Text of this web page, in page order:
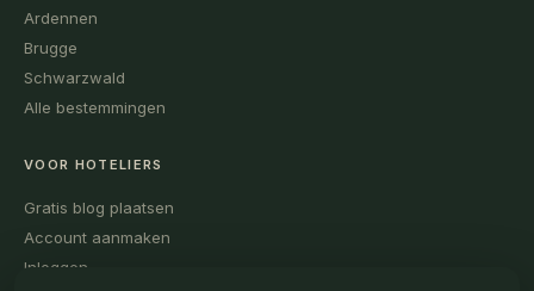
Ardennen
Brugge
Schwarzwald
Alle bestemmingen
VOOR HOTELIERS
Gratis blog plaatsen
Account aanmaken
Inloggen